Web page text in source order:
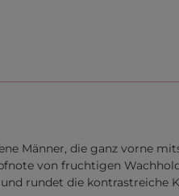
Männer, die ganz vorne
von fruchtigen
rundet die